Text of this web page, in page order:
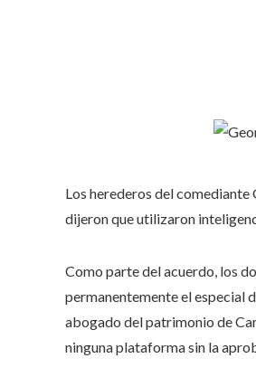
Los herederos del comediante
dijeron que utilizaron
Como parte del acuerdo, los
permanentemente el especial
abogado del patrimonio de
ninguna plataforma sin la